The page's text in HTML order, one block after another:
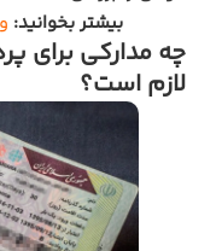
بیشتر بخوانید:
چه مدارکی برای
لازم است؟